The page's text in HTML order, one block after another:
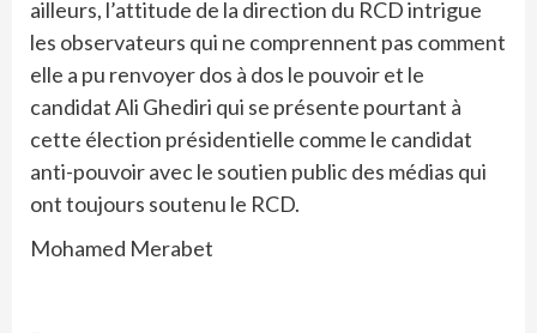
ailleurs, l’attitude de la direction du RCD intrigue
les observateurs qui ne comprennent pas comment
elle a pu renvoyer dos à dos le pouvoir et le
candidat Ali Ghediri qui se présente pourtant à
cette élection présidentielle comme le candidat
anti-pouvoir avec le soutien public des médias qui
ont toujours soutenu le RCD.
Mohamed Merabet